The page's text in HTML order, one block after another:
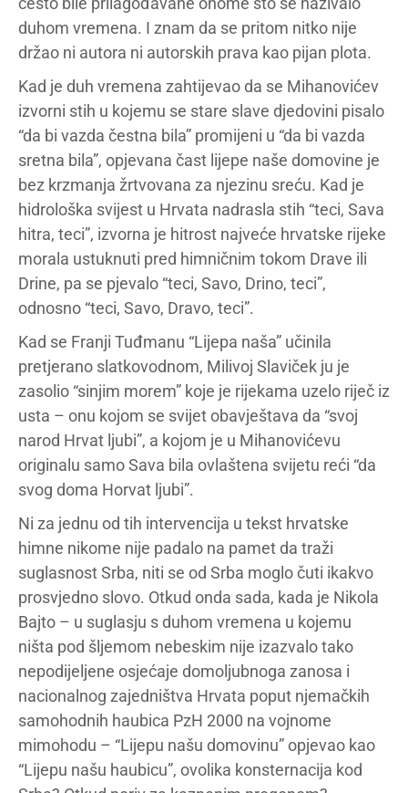
duhom vremena. I znam da se pritom nitko nije
držao ni autora ni autorskih prava kao pijan plota.
Kad je duh vremena zahtijevao da se Mihanovićev
izvorni stih u kojemu se stare slave djedovini pisalo
“da bi vazda čestna bila” promijeni u “da bi vazda
sretna bila”, opjevana čast lijepe naše domovine je
bez krzmanja žrtvovana za njezinu sreću. Kad je
hidrološka svijest u Hrvata nadrasla stih “teci, Sava
hitra, teci”, izvorna je hitrost najveće hrvatske rijeke
morala ustuknuti pred himničnim tokom Drave ili
Drine, pa se pjevalo “teci, Savo, Drino, teci”,
odnosno “teci, Savo, Dravo, teci”.
Kad se Franji Tuđmanu “Lijepa naša” učinila
pretjerano slatkovodnom, Milivoj Slaviček ju je
zasolio “sinjim morem” koje je rijekama uzelo riječ iz
usta – onu kojom se svijet obavještava da “svoj
narod Hrvat ljubi”, a kojom je u Mihanovićevu
originalu samo Sava bila ovlaštena svijetu reći “da
svog doma Horvat ljubi”.
Ni za jednu od tih intervencija u tekst hrvatske
himne nikome nije padalo na pamet da traži
suglasnost Srba, niti se od Srba moglo čuti ikakvo
prosvjedno slovo. Otkud onda sada, kada je Nikola
Bajto – u suglasju s duhom vremena u kojemu
ništa pod šljemom nebeskim nije izazvalo tako
nepodijeljene osjećaje domoljubnoga zanosa i
nacionalnog zajedništva Hrvata poput njemačkih
samohodnih haubica PzH 2000 na vojnome
mimohodu – “Lijepu našu domovinu” opjevao kao
“Lijepu našu haubicu”, ovolika konsternacija kod